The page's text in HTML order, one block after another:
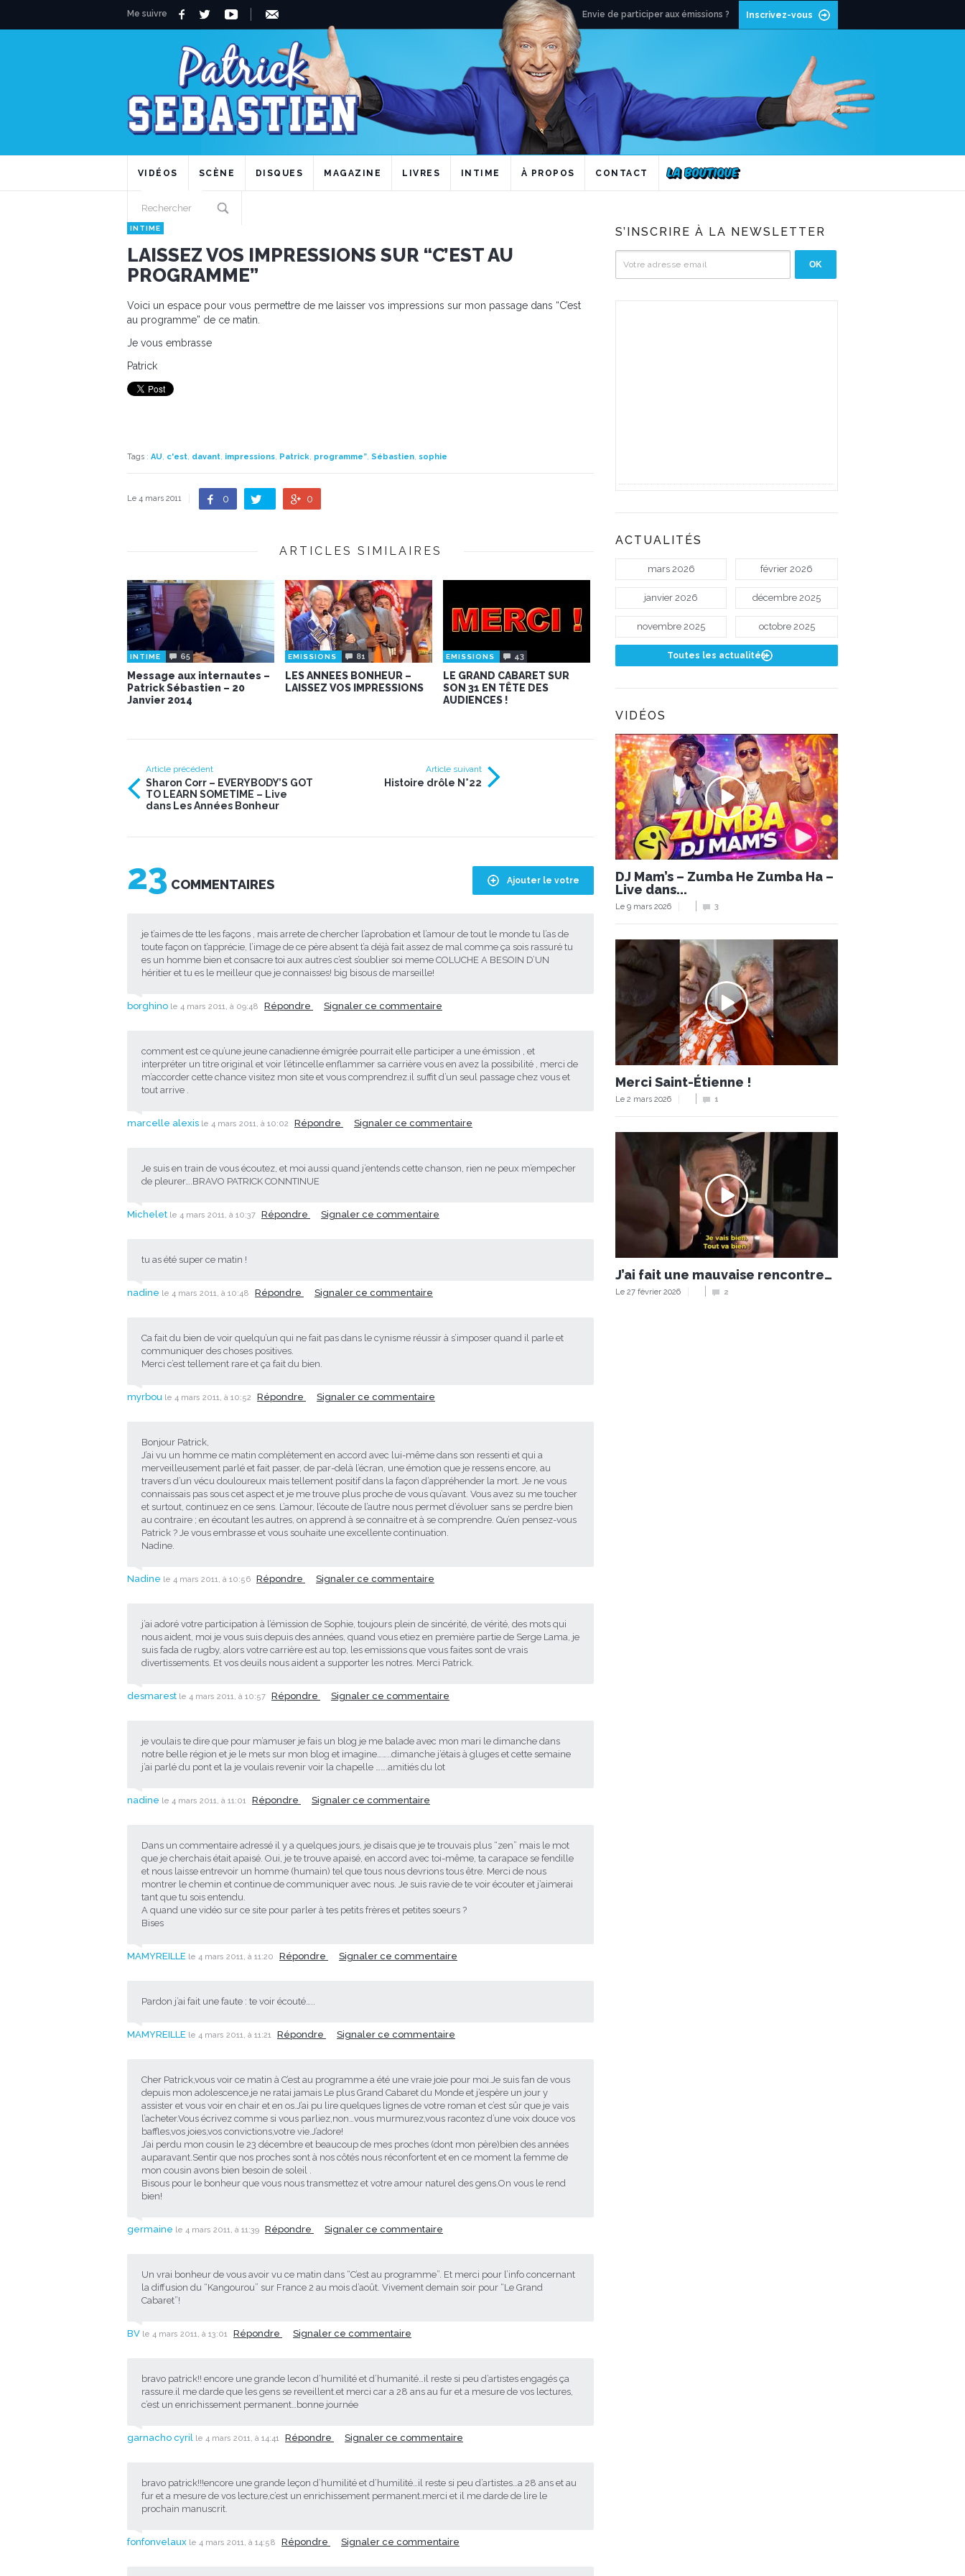
Me suivre Envie de participer aux émissions ? Inscrivez-vous
VIDÉOS SCÈNE DISQUES MAGAZINE LIVRES INTIME À PROPOS CONTACT
INTIME
LAISSEZ VOS IMPRESSIONS SUR “C’EST AU
PROGRAMME”
Voici un espace pour vous permettre de me laisser vos impressions sur mon passage dans “C’est
au programme” de ce matin.
Je vous embrasse
Patrick
Tags : AU, c'est, davant, impressions, Patrick, programme”, Sébastien, sophie
Le 4 mars 2011 0 0
ARTICLES SIMILAIRES
INTIME 65
Message aux internautes –
Patrick Sébastien – 20
Janvier 2014
EMISSIONS 81
LES ANNEES BONHEUR –
LAISSEZ VOS IMPRESSIONS
EMISSIONS 43
LE GRAND CABARET SUR
SON 31 EN TÊTE DES
AUDIENCES !
Article précédent
Sharon Corr – EVERYBODY’S GOT
TO LEARN SOMETIME – Live
dans Les Années Bonheur
Article suivant
Histoire drôle N°22
Ajouter le votre
23 COMMENTAIRES
je t’aimes de tte les façons , mais arrete de chercher l’aprobation et l’amour de tout le monde tu l’as de
toute façon on t’apprécie, l’image de ce père absent t’a déjà fait assez de mal comme ça sois rassuré tu
es un homme bien et consacre toi aux autres c’est s’oublier soi meme COLUCHE A BESOIN D’UN
héritier et tu es le meilleur que je connaisses! big bisous de marseille!
borghino le 4 mars 2011, à 09:48 Répondre Signaler ce commentaire
comment est ce qu’une jeune canadienne émigrée pourrait elle participer a une émission , et
interpréter un titre original et voir l’étincelle enflammer sa carrière vous en avez la possibilité , merci de
m’accorder cette chance visitez mon site et vous comprendrez.il suffit d’un seul passage chez vous et
tout arrive .
marcelle alexis le 4 mars 2011, à 10:02 Répondre Signaler ce commentaire
Je suis en train de vous écoutez, et moi aussi quand j’entends cette chanson, rien ne peux m’empecher
de pleurer….BRAVO PATRICK CONNTINUE
Michelet le 4 mars 2011, à 10:37 Répondre Signaler ce commentaire
tu as été super ce matin !
nadine le 4 mars 2011, à 10:48 Répondre Signaler ce commentaire
Ca fait du bien de voir quelqu’un qui ne fait pas dans le cynisme réussir à s’imposer quand il parle et
communiquer des choses positives.
Merci c’est tellement rare et ça fait du bien.
myrbou le 4 mars 2011, à 10:52 Répondre Signaler ce commentaire
Bonjour Patrick,
J’ai vu un homme ce matin complètement en accord avec lui-même dans son ressenti et qui a
merveilleusement parlé et fait passer, de par-delà l’écran, une émotion que je ressens encore, au
travers d’un vécu douloureux mais tellement positif dans la façon d’appréhender la mort. Je ne vous
connaissais pas sous cet aspect et je me trouve plus proche de vous qu’avant. Vous avez su me toucher
et surtout, continuez en ce sens. L’amour, l’écoute de l’autre nous permet d’évoluer sans se perdre bien
au contraire ; en écoutant les autres, on apprend à se connaitre et à se comprendre. Qu’en pensez-vous
Patrick ? Je vous embrasse et vous souhaite une excellente continuation.
Nadine.
Nadine le 4 mars 2011, à 10:56 Répondre Signaler ce commentaire
j’ai adoré votre participation à l’émission de Sophie, toujours plein de sincérité, de vérité, des mots qui
nous aident, moi je vous suis depuis des années, quand vous etiez en première partie de Serge Lama, je
suis fada de rugby, alors votre carrière est au top, les emissions que vous faites sont de vrais
divertissements. Et vos deuils nous aident a supporter les notres. Merci Patrick.
desmarest le 4 mars 2011, à 10:57 Répondre Signaler ce commentaire
je voulais te dire que pour m’amuser je fais un blog je me balade avec mon mari le dimanche dans
notre belle région et je le mets sur mon blog et imagine……..dimanche j’étais à gluges et cette semaine
j’ai parlé du pont et la je voulais revenir voir la chapelle …….amitiés du lot
nadine le 4 mars 2011, à 11:01 Répondre Signaler ce commentaire
Dans un commentaire adressé il y a quelques jours, je disais que je te trouvais plus “zen” mais le mot
que je cherchais était apaisé. Oui, je te trouve apaisé, en accord avec toi-même, ta carapace se fendille
et nous laisse entrevoir un homme (humain) tel que tous nous devrions tous être. Merci de nous
montrer le chemin et continue de communiquer avec nous. Je suis ravie de te voir écouter et j’aimerai
tant que tu sois entendu.
A quand une vidéo sur ce site pour parler à tes petits frères et petites soeurs ?
Bises
MAMYREILLE le 4 mars 2011, à 11:20 Répondre Signaler ce commentaire
Pardon j’ai fait une faute : te voir écouté…..
MAMYREILLE le 4 mars 2011, à 11:21 Répondre Signaler ce commentaire
Cher Patrick,vous voir ce matin à C’est au programme a été une vraie joie pour moi.Je suis fan de vous
depuis mon adolescence,je ne ratai jamais Le plus Grand Cabaret du Monde et j’espère un jour y
assister et vous voir en chair et en os.J’ai pu lire quelques lignes de votre roman et c’est sûr que je vais
l’acheter.Vous écrivez comme si vous parliez,non…vous murmurez,vous racontez d’une voix douce vos
baffles,vos joies,vos convictions,votre vie.J’adore!
J’ai perdu mon cousin le 23 décembre et beaucoup de mes proches (dont mon père)bien des années
auparavant.Sentir que nos proches sont à nos côtés nous réconfortent et en ce moment la femme de
mon cousin avons bien besoin de soleil .
Bisous pour le bonheur que vous nous transmettez et votre amour naturel des gens.On vous le rend
bien!
germaine le 4 mars 2011, à 11:39 Répondre Signaler ce commentaire
Un vrai bonheur de vous avoir vu ce matin dans “C’est au programme”. Et merci pour l’info concernant
la diffusion du “Kangourou” sur France 2 au mois d’août. Vivement demain soir pour “Le Grand
Cabaret”!
BV le 4 mars 2011, à 13:01 Répondre Signaler ce commentaire
bravo patrick!! encore une grande lecon d’humilité et d’humanité…il reste si peu d’artistes engagés ça
rassure.il me darde que les gens se reveillent.et merci car a 28 ans au fur et a mesure de vos lectures,
c’est un enrichissement permanent…bonne journée
garnacho cyril le 4 mars 2011, à 14:41 Répondre Signaler ce commentaire
bravo patrick!!!encore une grande leçon d’humilité et d’humilité…il reste si peu d’artistes…a 28 ans et au
fur et a mesure de vos lecture,c’est un enrichissement permanent.merci et il me darde de lire le
prochain manuscrit.
fonfonvelaux le 4 mars 2011, à 14:58 Répondre Signaler ce commentaire
S’INSCRIRE À LA NEWSLETTER
ACTUALITÉS
mars 2026 février 2026
janvier 2026 décembre 2025
novembre 2025 octobre 2025
Toutes les actualités
VIDÉOS
DJ Mam’s – Zumba He Zumba Ha –
Live dans...
Le 9 mars 2026 3
Merci Saint-Étienne !
Le 2 mars 2026 1
J’ai fait une mauvaise rencontre…
Le 27 février 2026 2